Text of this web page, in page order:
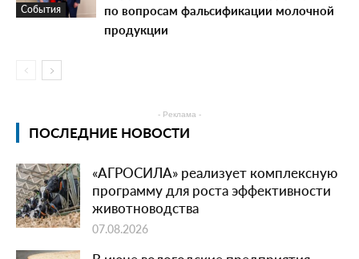
События
по вопросам фальсификации молочной
продукции
- Реклама -
ПОСЛЕДНИЕ НОВОСТИ
«АГРОСИЛА» реализует комплексную
программу для роста эффективности
животноводства
07.08.2026